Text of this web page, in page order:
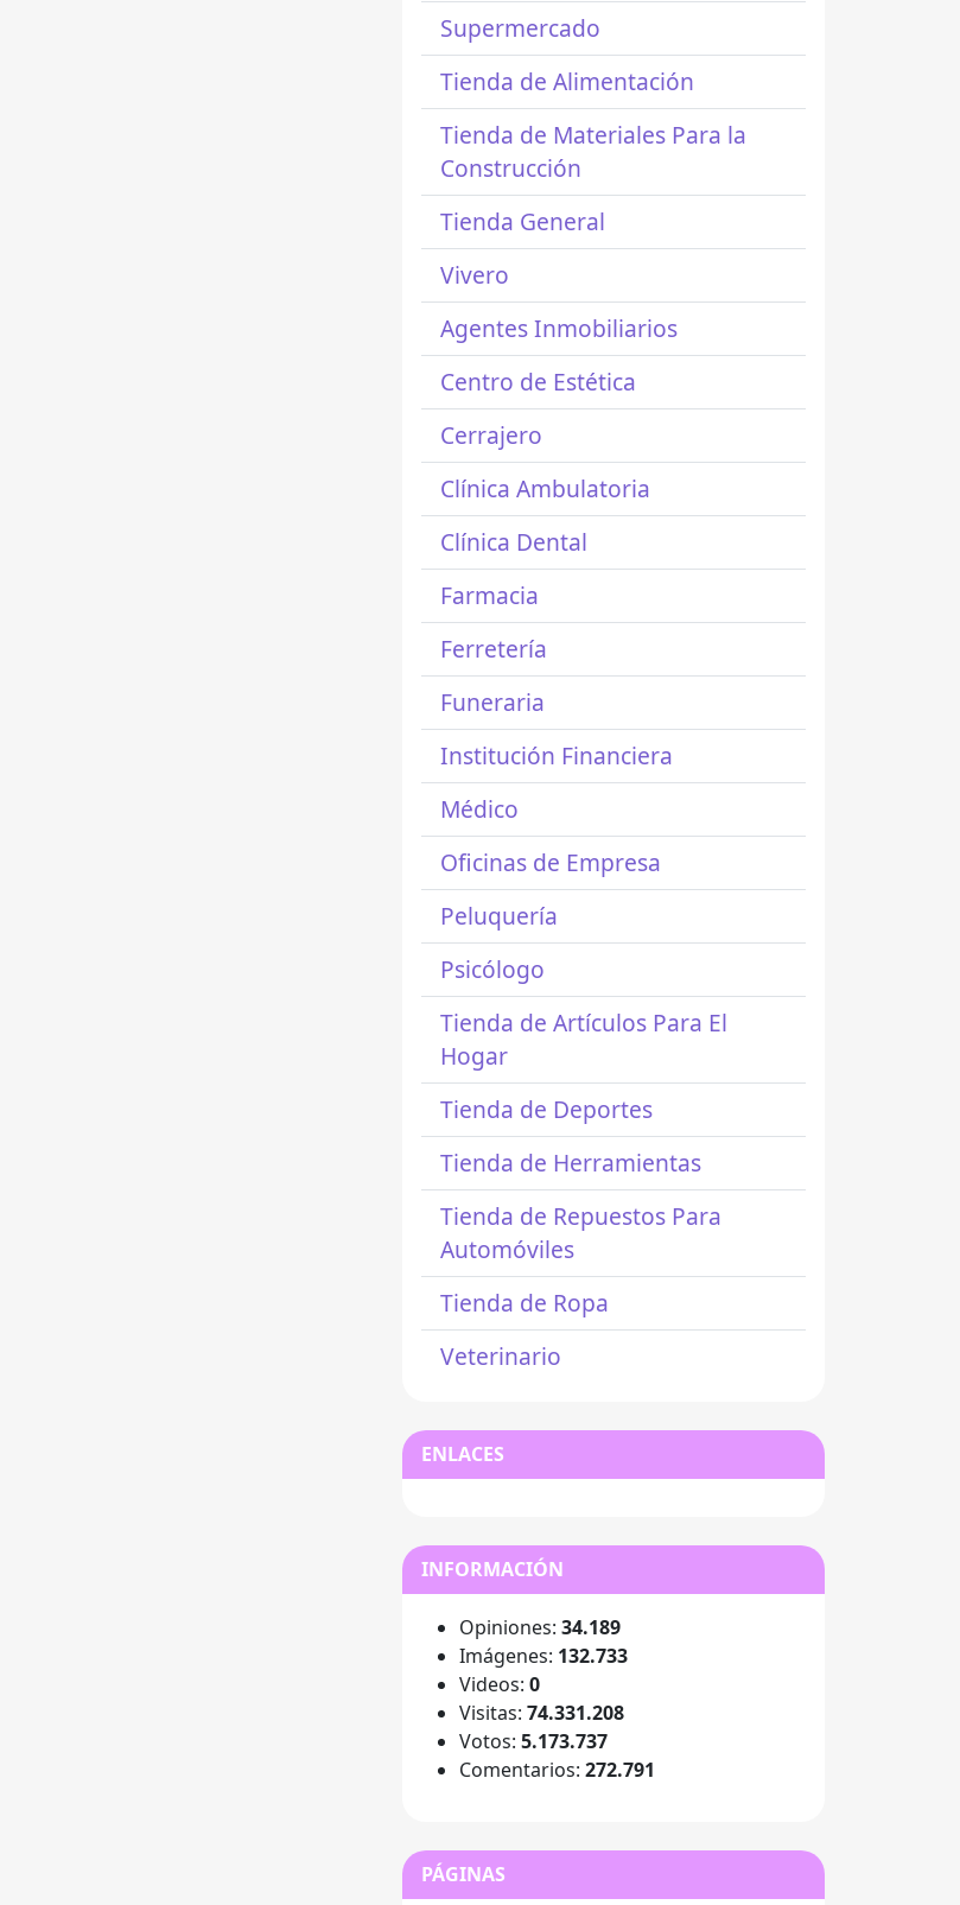
Supermercado
Tienda de Alimentación
Tienda de Materiales Para la
Construcción
Tienda General
Vivero
Agentes Inmobiliarios
Centro de Estética
Cerrajero
Clínica Ambulatoria
Clínica Dental
Farmacia
Ferretería
Funeraria
Institución Financiera
Médico
Oficinas de Empresa
Peluquería
Psicólogo
Tienda de Artículos Para El
Hogar
Tienda de Deportes
Tienda de Herramientas
Tienda de Repuestos Para
Automóviles
Tienda de Ropa
Veterinario
ENLACES
INFORMACIÓN
Opiniones: 34.189
Imágenes: 132.733
Videos: 0
Visitas: 74.331.208
Votos: 5.173.737
Comentarios: 272.791
PÁGINAS